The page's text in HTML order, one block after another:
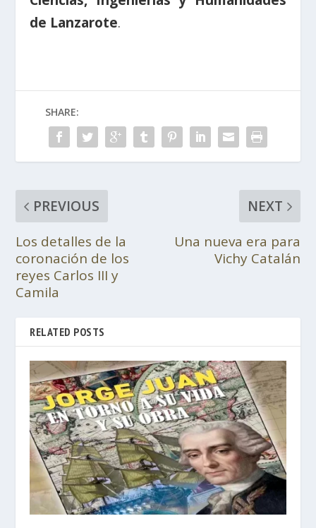
de Lanzarote.
SHARE:
PREVIOUS
Los detalles de la
coronación de los
reyes Carlos III y
Camila
NEXT
Una nueva era para
Vichy Catalán
RELATED POSTS